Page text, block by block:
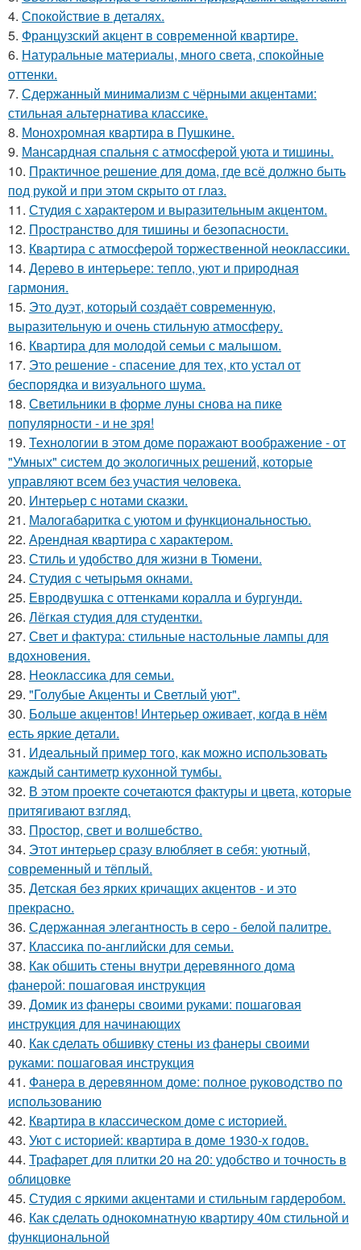
4. Спокойствие в деталях.
5. Французский акцент в современной квартире.
6. Натуральные материалы, много света, спокойные
оттенки.
7. Сдержанный минимализм с чёрными акцентами:
стильная альтернатива классике.
8. Монохромная квартира в Пушкине.
9. Мансардная спальня с атмосферой уюта и тишины.
10. Практичное решение для дома, где всё должно быть
под рукой и при этом скрыто от глаз.
11. Студия с характером и выразительным акцентом.
12. Пространство для тишины и безопасности.
13. Квартира с атмосферой торжественной неоклассики.
14. Дерево в интерьере: тепло, уют и природная
гармония.
15. Это дуэт, который создаёт современную,
выразительную и очень стильную атмосферу.
16. Квартира для молодой семьи с малышом.
17. Это решение - спасение для тех, кто устал от
беспорядка и визуального шума.
18. Светильники в форме луны снова на пике
популярности - и не зря!
19. Технологии в этом доме поражают воображение - от
"Умных" систем до экологичных решений, которые
управляют всем без участия человека.
20. Интерьер с нотами сказки.
21. Малогабаритка с уютом и функциональностью.
22. Арендная квартира с характером.
23. Стиль и удобство для жизни в Тюмени.
24. Студия с четырьмя окнами.
25. Евродвушка с оттенками коралла и бургунди.
26. Лёгкая студия для студентки.
27. Свет и фактура: стильные настольные лампы для
вдохновения.
28. Неоклассика для семьи.
29. "Голубые Акценты и Светлый уют".
30. Больше акцентов! Интерьер оживает, когда в нём
есть яркие детали.
31. Идеальный пример того, как можно использовать
каждый сантиметр кухонной тумбы.
32. В этом проекте сочетаются фактуры и цвета, которые
притягивают взгляд.
33. Простор, свет и волшебство.
34. Этот интерьер сразу влюбляет в себя: уютный,
современный и тёплый.
35. Детская без ярких кричащих акцентов - и это
прекрасно.
36. Сдержанная элегантность в серо - белой палитре.
37. Классика по-английски для семьи.
38. Как обшить стены внутри деревянного дома
фанерой: пошаговая инструкция
39. Домик из фанеры своими руками: пошаговая
инструкция для начинающих
40. Как сделать обшивку стены из фанеры своими
руками: пошаговая инструкция
41. Фанера в деревянном доме: полное руководство по
использованию
42. Квартира в классическом доме с историей.
43. Уют с историей: квартира в доме 1930-х годов.
44. Трафарет для плитки 20 на 20: удобство и точность в
облицовке
45. Студия с яркими акцентами и стильным гардеробом.
46. Как сделать однокомнатную квартиру 40м стильной и
функциональной